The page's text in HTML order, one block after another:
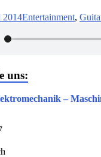
2014Entertainment,
uns:
–